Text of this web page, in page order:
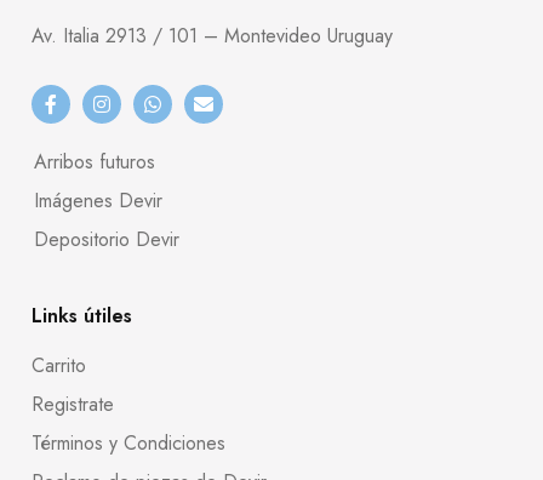
Av. Italia 2913 / 101 – Montevideo Uruguay
Arribos futuros
Imágenes Devir
Depositorio Devir
Links útiles
Carrito
Registrate
Términos y Condiciones